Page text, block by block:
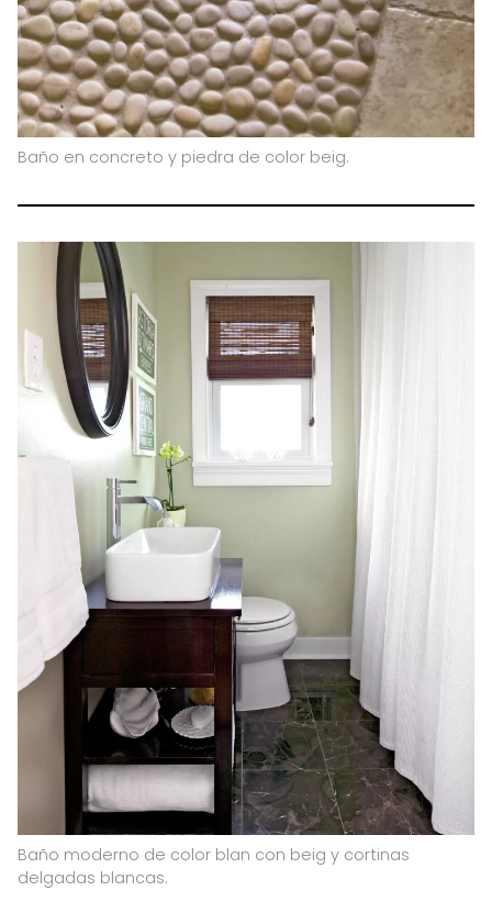
Baño en concreto y piedra de color beig.
Baño moderno de color blan con beig y cortinas
delgadas blancas.